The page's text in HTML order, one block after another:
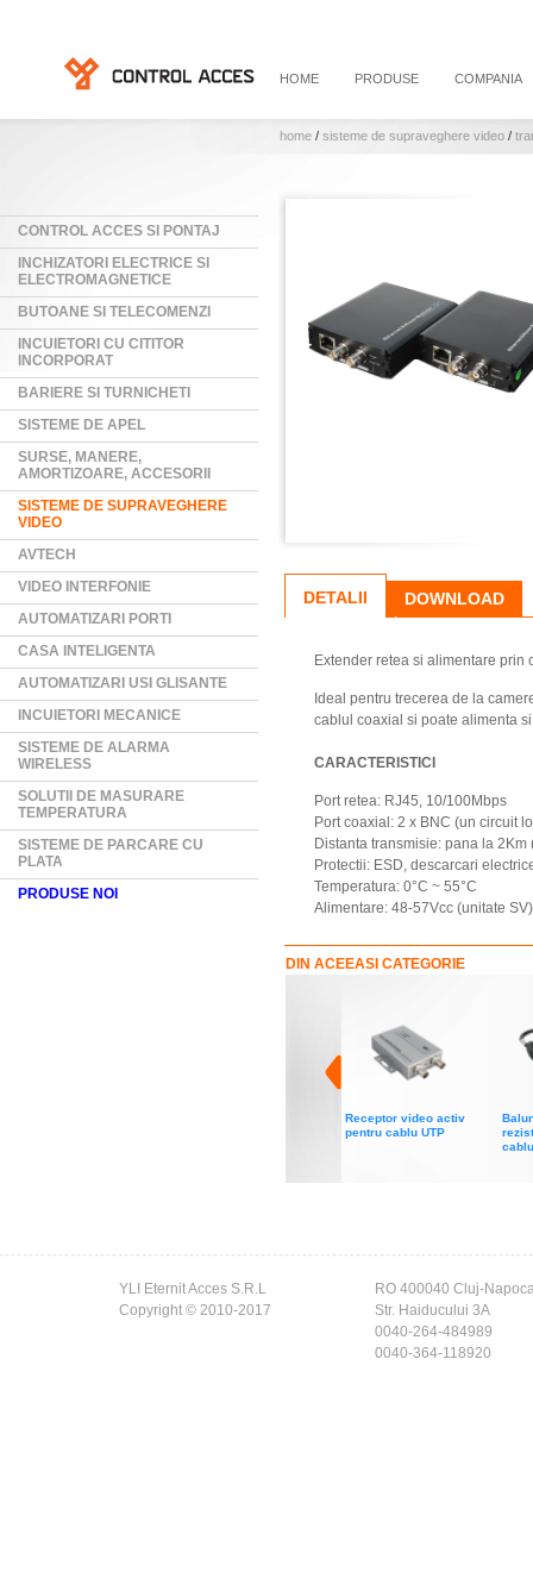
HOME PRODUSE COMPANIA
home / sisteme de supraveghere video /
CONTROL ACCES SI PONTAJ
INCHIZATORI ELECTRICE SI
ELECTROMAGNETICE
BUTOANE SI TELECOMENZI
INCUIETORI CU CITITOR
INCORPORAT
BARIERE SI TURNICHETI
SISTEME DE APEL
SURSE, MANERE,
AMORTIZOARE, ACCESORII
SISTEME DE SUPRAVEGHERE
VIDEO
AVTECH
VIDEO INTERFONIE
AUTOMATIZARI PORTI
CASA INTELIGENTA
AUTOMATIZARI USI GLISANTE
INCUIETORI MECANICE
SISTEME DE ALARMA
WIRELESS
SOLUTII DE MASURARE
TEMPERATURA
SISTEME DE PARCARE CU
PLATA
PRODUSE NOI
DETALII DOWNLOAD
Extender retea si alimentare prin
Ideal pentru trecerea de la
cablul coaxial si poate alimenta
CARACTERISTICI
Port retea: RJ45, 10/100Mbps
Port coaxial: 2 x BNC (un circuit
Distanta transmisie: pana la
Protectii: ESD, descarcari
Temperatura: 0°C ~ 55°C
Alimentare: 48-57Vcc (unitate
DIN ACEEASI CATEGORIE
Receptor video activ
pentru cablu UTP
YLI Eternit Acces S.R.L
Copyright © 2010-2017
RO 400040 Cluj-
Str. Haiducului 3A
0040-264-484989
0040-364-118920